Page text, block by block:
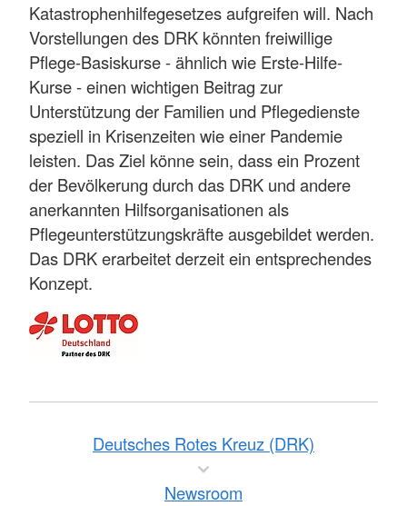
Katastrophenhilfegesetzes aufgreifen will. Nach
Vorstellungen des DRK könnten freiwillige
Pflege-Basiskurse - ähnlich wie Erste-Hilfe-
Kurse - einen wichtigen Beitrag zur
Unterstützung der Familien und Pflegedienste
speziell in Krisenzeiten wie einer Pandemie
leisten. Das Ziel könne sein, dass ein Prozent
der Bevölkerung durch das DRK und andere
anerkannten Hilfsorganisationen als
Pflegeunterstützungskräfte ausgebildet werden.
Das DRK erarbeitet derzeit ein entsprechendes
Konzept.
Deutsches Rotes Kreuz (DRK)
Newsroom